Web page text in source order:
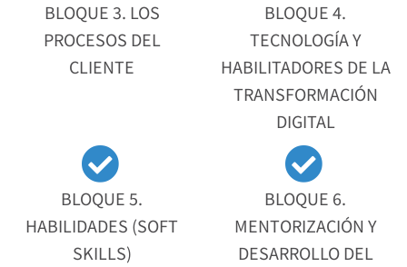
BLOQUE 3. LOS
PROCESOS DEL
CLIENTE
BLOQUE 4.
TECNOLOGÍA Y
HABILITADORES DE LA
TRANSFORMACIÓN
DIGITAL
BLOQUE 5.
HABILIDADES (SOFT
SKILLS)
BLOQUE 6.
MENTORIZACIÓN Y
DESARROLLO DEL